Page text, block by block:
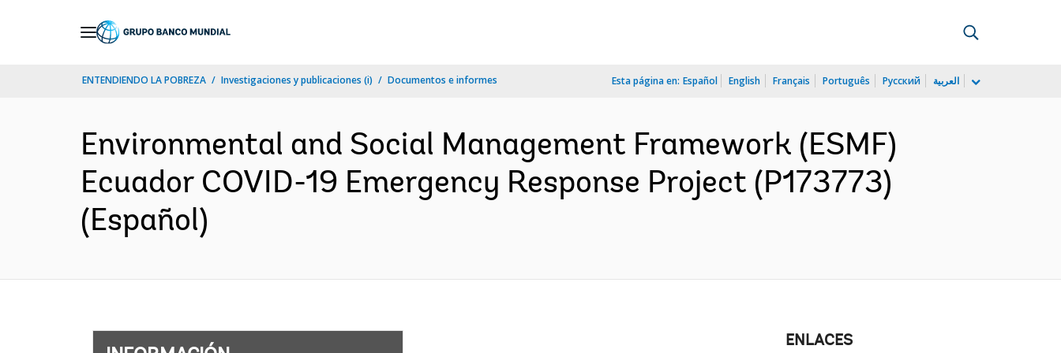
ENTENDIENDO LA POBREZA Investigaciones y publicaciones (i) Documentos e informes Esta página en: Español English Français Português Русский العربية
Environmental and Social Management Framework (ESMF)
Ecuador COVID-19 Emergency Response Project (P173773)
(Español)
ENLACES